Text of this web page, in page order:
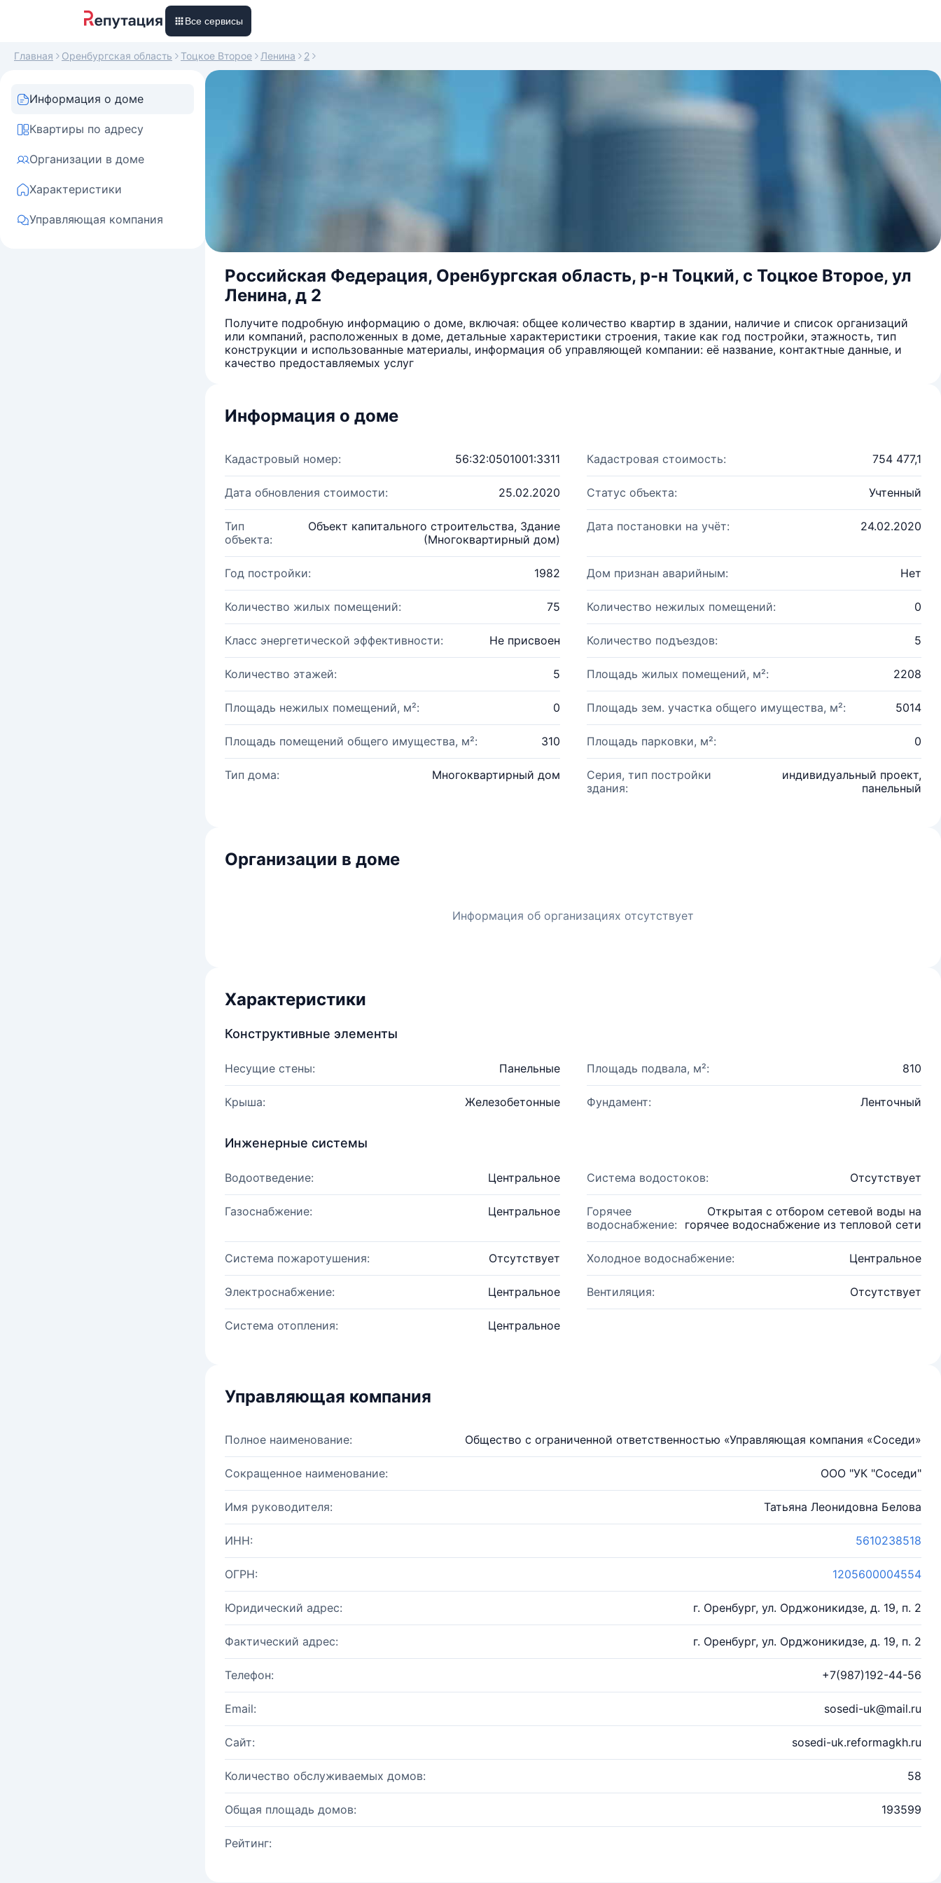
Все сервисы
Главная Оренбургская область Тоцкое Второе Ленина 2
Информация о доме
Квартиры по адресу
Организации в доме
Характеристики
Управляющая компания
Российская Федерация, Оренбургская область, р-н Тоцкий, с Тоцкое Второе, ул
Ленина, д 2
Получите подробную информацию о доме, включая: общее количество квартир в здании, наличие и список организаций
или компаний, расположенных в доме, детальные характеристики строения, такие как год постройки, этажность, тип
конструкции и использованные материалы, информация об управляющей компании: её название, контактные данные, и
качество предоставляемых услуг
Информация о доме
Кадастровый номер: 56:32:0501001:3311 Кадастровая стоимость: 754 477,1
Дата обновления стоимости: 25.02.2020 Статус объекта: Учтенный
Тип
объекта:
Объект капитального строительства, Здание
(Многоквартирный дом)
Дата постановки на учёт: 24.02.2020
Год постройки: 1982 Дом признан аварийным: Нет
Количество жилых помещений: 75 Количество нежилых помещений: 0
Класс энергетической эффективности: Не присвоен Количество подъездов: 5
Количество этажей: 5 Площадь жилых помещений, м²: 2208
Площадь нежилых помещений, м²: 0 Площадь зем. участка общего имущества, м²: 5014
Площадь помещений общего имущества, м²: 310 Площадь парковки, м²: 0
Тип дома: Многоквартирный дом
Серия, тип постройки
здания:
индивидуальный проект,
панельный
Организации в доме
Информация об организациях отсутствует
Характеристики
Конструктивные элементы
Несущие стены: Панельные Площадь подвала, м²: 810
Крыша: Железобетонные Фундамент: Ленточный
Инженерные системы
Водоотведение: Центральное Система водостоков: Отсутствует
Газоснабжение: Центральное
Горячее
водоснабжение:
Открытая с отбором сетевой воды на
горячее водоснабжение из тепловой сети
Система пожаротушения: Отсутствует Холодное водоснабжение: Центральное
Электроснабжение: Центральное Вентиляция: Отсутствует
Система отопления: Центральное
Управляющая компания
Полное наименование: Общество с ограниченной ответственностью «Управляющая компания «Соседи»
Сокращенное наименование: ООО "УК "Соседи"
Имя руководителя: Татьяна Леонидовна Белова
ИНН: 5610238518
ОГРН: 1205600004554
Юридический адрес: г. Оренбург, ул. Орджоникидзе, д. 19, п. 2
Фактический адрес: г. Оренбург, ул. Орджоникидзе, д. 19, п. 2
Телефон: +7(987)192-44-56
Email: sosedi-uk@mail.ru
Сайт: sosedi-uk.reformagkh.ru
Количество обслуживаемых домов: 58
Общая площадь домов: 193599
Рейтинг: